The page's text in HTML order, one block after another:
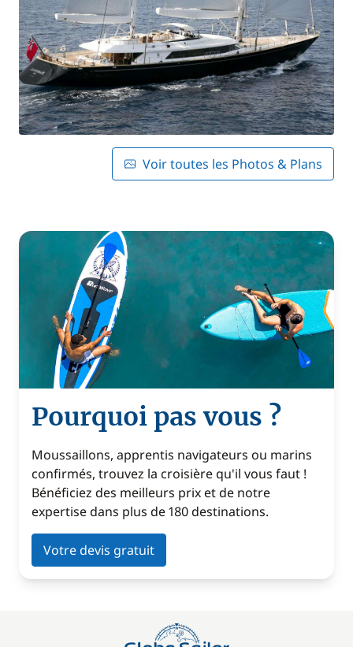
Voir toutes les Photos & Plans
Pourquoi pas vous ?
Moussaillons, apprentis navigateurs ou marins
confirmés, trouvez la croisière qu'il vous faut !
Bénéficiez des meilleurs prix et de notre
expertise dans plus de 180 destinations.
Votre devis gratuit